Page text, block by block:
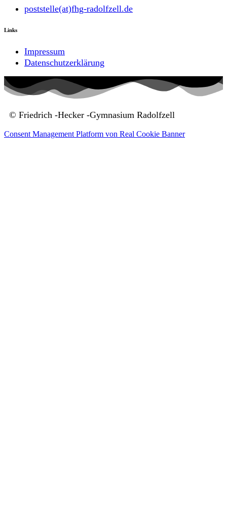
poststelle(at)fhg-radolfzell.de
Links
Impressum
Datenschutzerklärung
© Friedrich -Hecker -Gymnasium Radolfzell
Consent Management Platform von Real Cookie Banner